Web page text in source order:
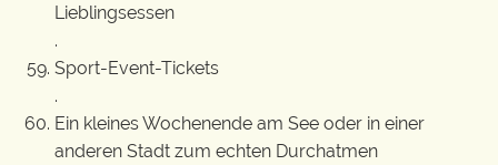
Lieblingsessen
.
Sport-Event-Tickets
.
Ein kleines Wochenende am See oder in einer
anderen Stadt zum echten Durchatmen